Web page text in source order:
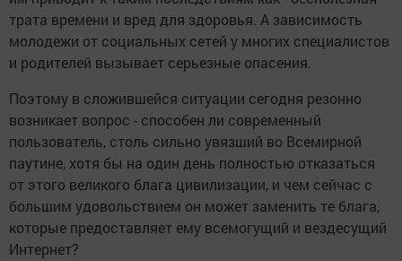
трата времени и вред для здоровья. А зависимость
молодежи от социальных сетей у многих специалистов
и родителей вызывает серьезные опасения.
Поэтому в сложившейся ситуации сегодня резонно
возникает вопрос - способен ли современный
пользователь, столь сильно увязший во Всемирной
паутине, хотя бы на один день полностью отказаться
от этого великого блага цивилизации, и чем сейчас с
большим удовольствием он может заменить те блага,
которые предоставляет ему всемогущий и вездесущий
Интернет?